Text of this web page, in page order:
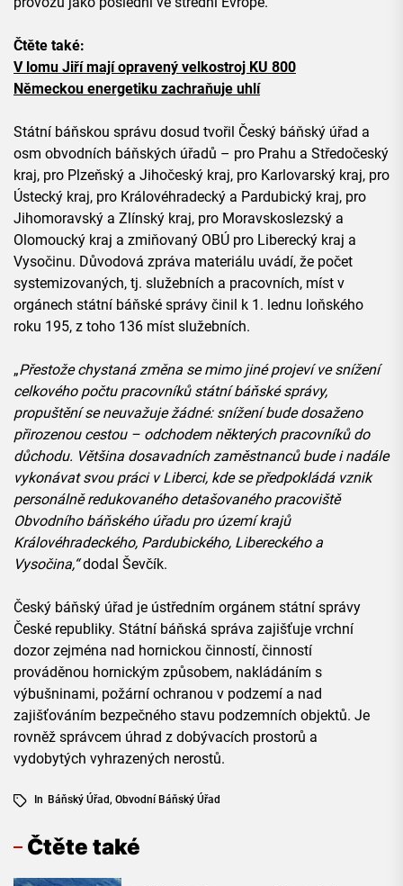
Čtěte také:
V lomu Jiří mají opravený velkostroj KU 800
Německou energetiku zachraňuje uhlí
Státní báňskou správu dosud tvořil Český báňský úřad a
osm obvodních báňských úřadů – pro Prahu a Středočeský
kraj, pro Plzeňský a Jihočeský kraj, pro Karlovarský kraj, pro
Ústecký kraj, pro Královéhradecký a Pardubický kraj, pro
Jihomoravský a Zlínský kraj, pro Moravskoslezský a
Olomoucký kraj a zmiňovaný OBÚ pro Liberecký kraj a
Vysočinu. Důvodová zpráva materiálu uvádí, že počet
systemizovaných, tj. služebních a pracovních, míst v
orgánech státní báňské správy činil k 1. lednu loňského
roku 195, z toho 136 míst služebních.
„Přestože chystaná změna se mimo jiné projeví ve snížení
celkového počtu pracovníků státní báňské správy,
propuštění se neuvažuje žádné: snížení bude dosaženo
přirozenou cestou – odchodem některých pracovníků do
důchodu. Většina dosavadních zaměstnanců bude i nadále
vykonávat svou práci v Liberci, kde se předpokládá vznik
personálně redukovaného detašovaného pracoviště
Obvodního báňského úřadu pro území krajů
Královéhradeckého, Pardubického, Libereckého a
Vysočina,“dodal Ševčík.
Český báňský úřad je ústředním orgánem státní správy
České republiky. Státní báňská správa zajišťuje vrchní
dozor zejména nad hornickou činností, činností
prováděnou hornickým způsobem, nakládáním s
výbušninami, požární ochranou v podzemí a nad
zajišťováním bezpečného stavu podzemních objektů. Je
rovněž správcem úhrad z dobývacích prostorů a
vydobytých vyhrazených nerostů.
In Báňský Úřad, Obvodní Báňský Úřad
Čtěte také